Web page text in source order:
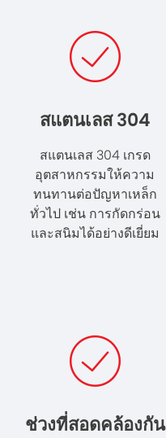
สแตนเลส 304
สแตนเลส 304 เกรด
อุตสาหกรรมให้ความ
ทนทานต่อปัญหาเหล็ก
ทั่วไป เช่น การกัดกร่อน
และสนิมได้อย่างดีเยี่ยม
ช่วงที่สอดคล้องกัน